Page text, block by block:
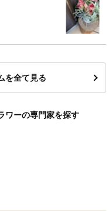
を全て見る
ワーの専門家を探す